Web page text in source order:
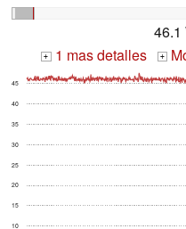
46.1
+ 1 mas detalles +
10
15
20
25
30
35
40
45